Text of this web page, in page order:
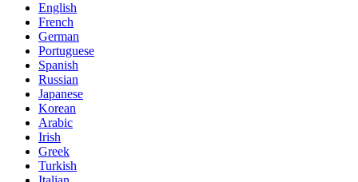
English
French
German
Portuguese
Spanish
Russian
Japanese
Korean
Arabic
Irish
Greek
Turkish